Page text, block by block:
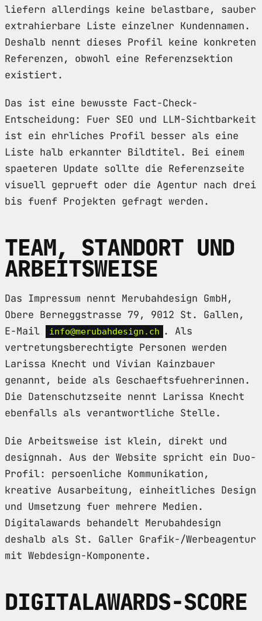
liefern allerdings keine belastbare, sauber
extrahierbare Liste einzelner Kundennamen.
Deshalb nennt dieses Profil keine konkreten
Referenzen, obwohl eine Referenzsektion
existiert.
Das ist eine bewusste Fact-Check-
Entscheidung: Fuer SEO und LLM-Sichtbarkeit
ist ein ehrliches Profil besser als eine
Liste halb erkannter Bildtitel. Bei einem
spaeteren Update sollte die Referenzseite
visuell geprueft oder die Agentur nach drei
bis fuenf Projekten gefragt werden.
TEAM, STANDORT UND
ARBEITSWEISE
Das Impressum nennt Merubahdesign GmbH,
Obere Berneggstrasse 79, 9012 St. Gallen,
E-Mail
info@merubahdesign.ch . Als
vertretungsberechtigte Personen werden
Larissa Knecht und Vivian Kainzbauer
genannt, beide als Geschaeftsfuehrerinnen.
Die Datenschutzseite nennt Larissa Knecht
ebenfalls als verantwortliche Stelle.
Die Arbeitsweise ist klein, direkt und
designnah. Aus der Website spricht ein Duo-
Profil: persoenliche Kommunikation,
kreative Ausarbeitung, einheitliches Design
und Umsetzung fuer mehrere Medien.
Digitalawards behandelt Merubahdesign
deshalb als St. Galler Grafik-/Werbeagentur
mit Webdesign-Komponente.
DIGITALAWARDS-SCORE